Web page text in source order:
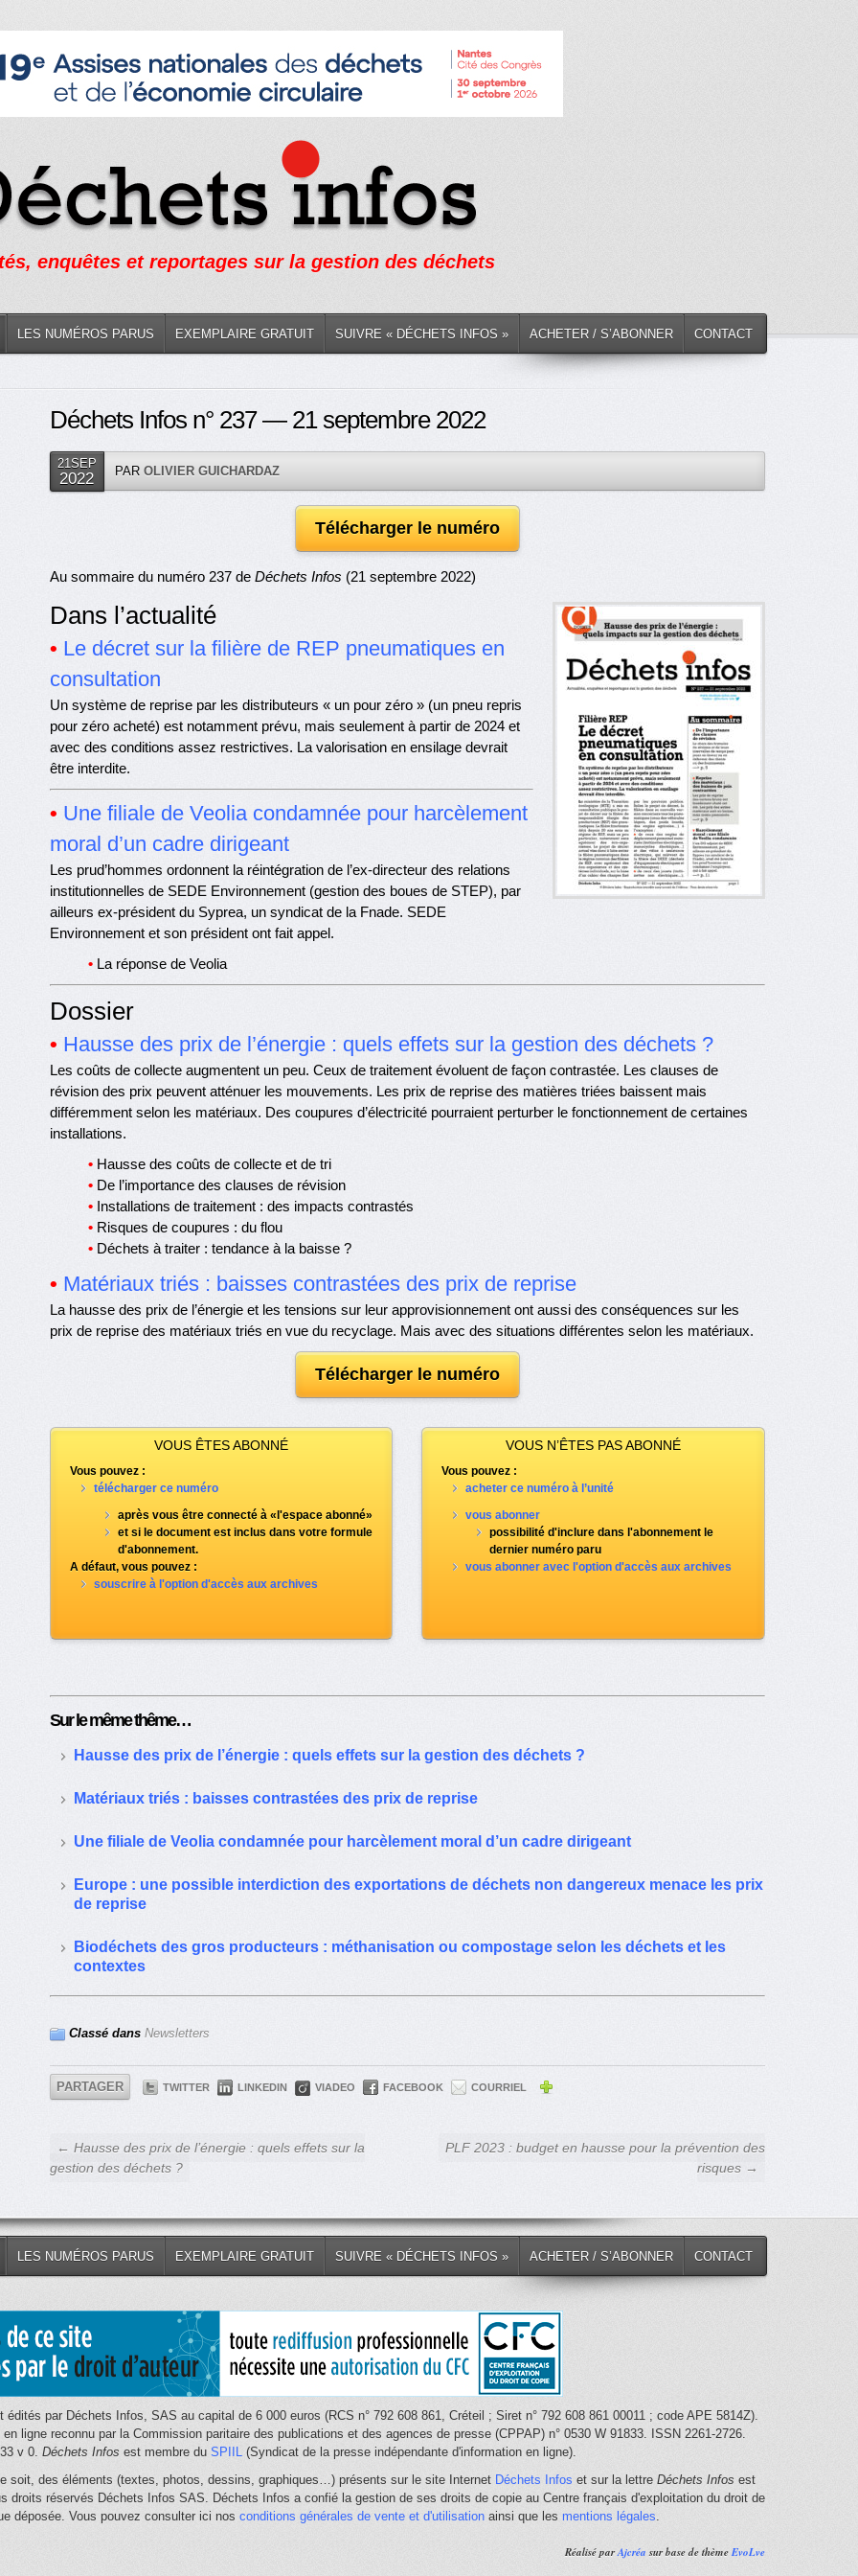
enquêtes et reportages sur la gestion des déchets
LES NUMÉROS PARUS EXEMPLAIRE GRATUIT SUIVRE « DÉCHETS INFOS » ACHETER / S’ABONNER CONTACT
Déchets Infos n° 237 — 21 septembre 2022
21SEP
2022 PAR OLIVIER GUICHARDAZ
Télécharger le numéro
Au sommaire du numéro 237 de Déchets Infos (21 septembre 2022)
Dans l’actualité
• Le décret sur la filière de REP pneumatiques en
consultation
Un système de reprise par les distributeurs « un pour zéro » (un pneu repris
pour zéro acheté) est notamment prévu, mais seulement à partir de 2024 et
avec des conditions assez restrictives. La valorisation en ensilage devrait
être interdite.
• Une filiale de Veolia condamnée pour harcèlement
moral d’un cadre dirigeant
Les prud’hommes ordonnent la réintégration de l’ex-directeur des relations
institutionnelles de SEDE Environnement (gestion des boues de STEP), par
ailleurs ex-président du Syprea, un syndicat de la Fnade. SEDE
Environnement et son président ont fait appel.
•La réponse de Veolia
Dossier
• Hausse des prix de l’énergie : quels effets sur la gestion des déchets ?
Les coûts de collecte augmentent un peu. Ceux de traitement évoluent de façon contrastée. Les clauses de
révision des prix peuvent atténuer les mouvements. Les prix de reprise des matières triées baissent mais
différemment selon les matériaux. Des coupures d’électricité pourraient perturber le fonctionnement de certaines
installations.
•Hausse des coûts de collecte et de tri
•De l’importance des clauses de révision
•Installations de traitement : des impacts contrastés
•Risques de coupures : du flou
•Déchets à traiter : tendance à la baisse ?
• Matériaux triés : baisses contrastées des prix de reprise
La hausse des prix de l’énergie et les tensions sur leur approvisionnement ont aussi des conséquences sur les
prix de reprise des matériaux triés en vue du recyclage. Mais avec des situations différentes selon les matériaux.
Télécharger le numéro
VOUS ÊTES ABONNÉ
Vous pouvez :
télécharger ce numéro
après vous être connecté à «l'espace abonné»
et si le document est inclus dans votre formule
d'abonnement.
A défaut, vous pouvez :
souscrire à l'option d'accès aux archives
VOUS N’ÊTES PAS ABONNÉ
Vous pouvez :
acheter ce numéro à l’unité
vous abonner
possibilité d'inclure dans l'abonnement le
dernier numéro paru
vous abonner avec l'option d'accès aux archives
Sur le même thême…
Hausse des prix de l’énergie : quels effets sur la gestion des déchets ?
Matériaux triés : baisses contrastées des prix de reprise
Une filiale de Veolia condamnée pour harcèlement moral d’un cadre dirigeant
Europe : une possible interdiction des exportations de déchets non dangereux menace les prix
de reprise
Biodéchets des gros producteurs : méthanisation ou compostage selon les déchets et les
contextes
Classé dans Newsletters
PARTAGER TWITTER LINKEDIN VIADEO FACEBOOK COURRIEL
← Hausse des prix de l’énergie : quels effets sur la
gestion des déchets ?
PLF 2023 : budget en hausse pour la prévention des
risques →
LES NUMÉROS PARUS EXEMPLAIRE GRATUIT SUIVRE « DÉCHETS INFOS » ACHETER / S’ABONNER CONTACT
édités par Déchets Infos, SAS au capital de 6 000 euros (RCS n° 792 608 861, Créteil ; Siret n° 792 608 861 00011 ; code APE 5814Z).
en ligne reconnu par la Commission paritaire des publications et des agences de presse (CPPAP) n° 0530 W 91833. ISSN 2261-2726.
v 0. Déchets Infos est membre du SPIIL (Syndicat de la presse indépendante d'information en ligne).
soit, des éléments (textes, photos, dessins, graphiques…) présents sur le site Internet Déchets Infos et sur la lettre Déchets Infos est
droits réservés Déchets Infos SAS. Déchets Infos a confié la gestion de ses droits de copie au Centre français d'exploitation du droit de
déposée. Vous pouvez consulter ici nos conditions générales de vente et d'utilisation ainsi que les mentions légales
Réalisé parAjcréasur base de thèmeEvoLve